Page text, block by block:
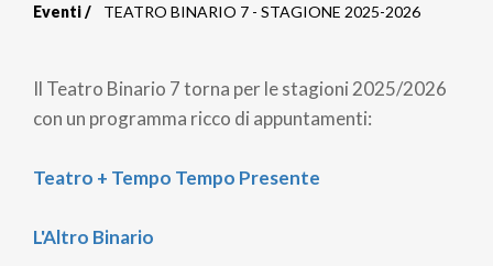
di
pane
Eventi TEATRO BINARIO 7 - STAGIONE 2025-2026
Il Teatro Binario 7 torna per le stagioni 2025/2026
con un programma ricco di appuntamenti:
Teatro + Tempo Tempo Presente
L'Altro Binario